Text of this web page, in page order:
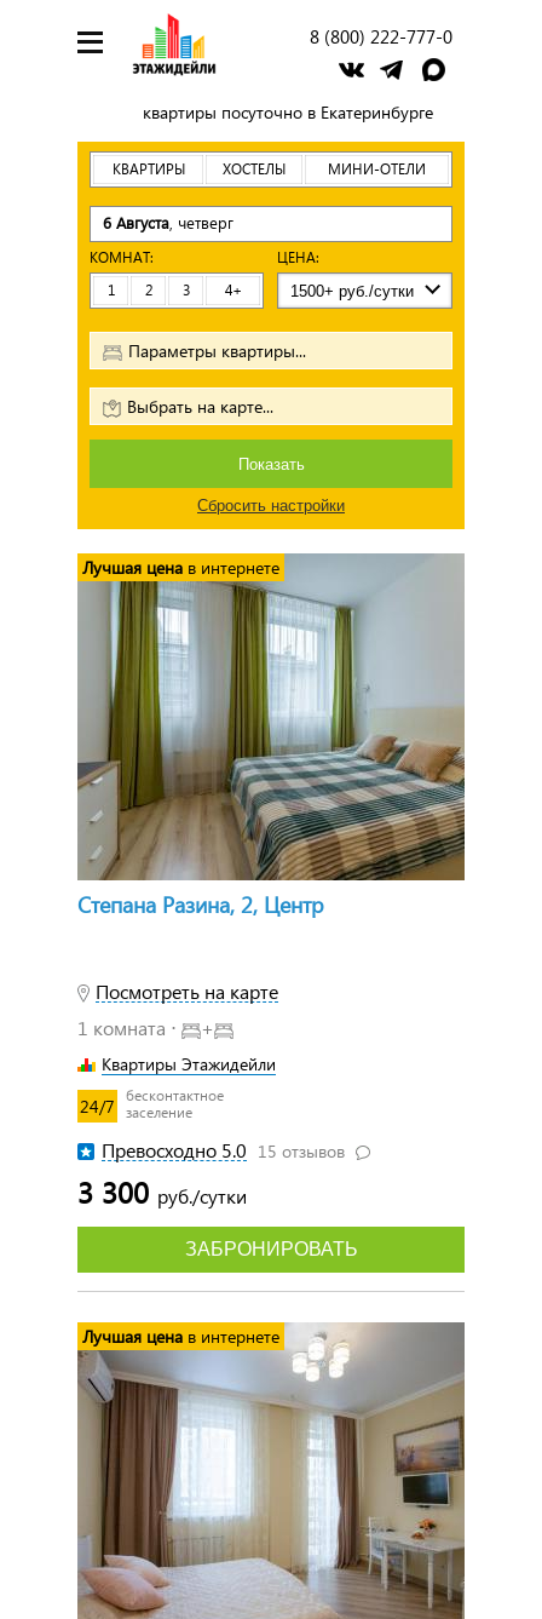
8 (800) 222-777-0
квартиры посуточно в Екатеринбурге
КВАРТИРЫ ХОСТЕЛЫ МИНИ-ОТЕЛИ
6 Августа , четверг
КОМНАТ:
1
2 3 4+
ЦЕНА:
Показать
Параметры квартиры...
Выбрать на карте...
Сбросить настройки
Степана Разина, 2, Центр
Посмотреть на карте
1 комната ⋅
+
Квартиры Этажидейли
24/7
бесконтактное
заселение
Превосходно 5.0 15 отзывов
3 300 руб./сутки
Лучшая цена в интернете
ЗАБРОНИРОВАТЬ
Лучшая цена в интернете